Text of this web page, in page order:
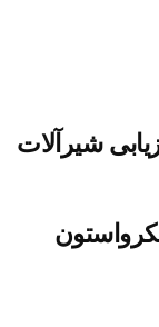
شیرآلات